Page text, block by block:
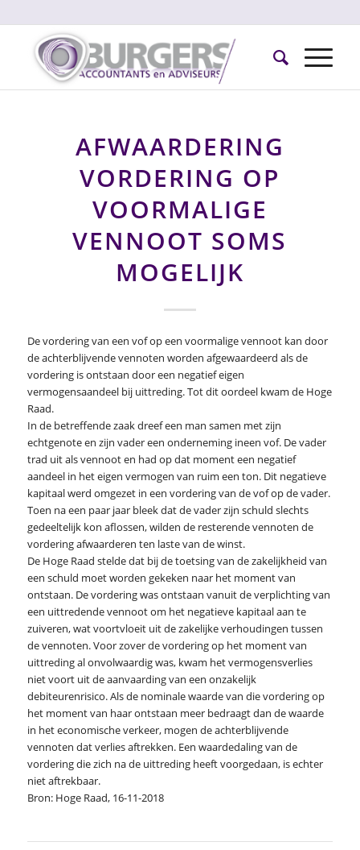
AFWAARDERING
VORDERING OP
VOORMALIGE
VENNOOT SOMS
MOGELIJK
De vordering van een vof op een voormalige vennoot kan door
de achterblijvende vennoten worden afgewaardeerd als de
vordering is ontstaan door een negatief eigen
vermogensaandeel bij uittreding. Tot dit oordeel kwam de Hoge
Raad.
In de betreffende zaak dreef een man samen met zijn
echtgenote en zijn vader een onderneming ineen vof. De vader
trad uit als vennoot en had op dat moment een negatief
aandeel in het eigen vermogen van ruim een ton. Dit negatieve
kapitaal werd omgezet in een vordering van de vof op de vader.
Toen na een paar jaar bleek dat de vader zijn schuld slechts
gedeeltelijk kon aflossen, wilden de resterende vennoten de
vordering afwaarderen ten laste van de winst.
De Hoge Raad stelde dat bij de toetsing van de zakelijkheid van
een schuld moet worden gekeken naar het moment van
ontstaan. De vordering was ontstaan vanuit de verplichting van
een uittredende vennoot om het negatieve kapitaal aan te
zuiveren, wat voortvloeit uit de zakelijke verhoudingen tussen
de vennoten. Voor zover de vordering op het moment van
uittreding al onvolwaardig was, kwam het vermogensverlies
niet voort uit de aanvaarding van een onzakelijk
debiteurenrisico. Als de nominale waarde van die vordering op
het moment van haar ontstaan meer bedraagt dan de waarde
in het economische verkeer, mogen de achterblijvende
vennoten dat verlies aftrekken. Een waardedaling van de
vordering die zich na de uittreding heeft voorgedaan, is echter
niet aftrekbaar.
Bron: Hoge Raad, 16-11-2018